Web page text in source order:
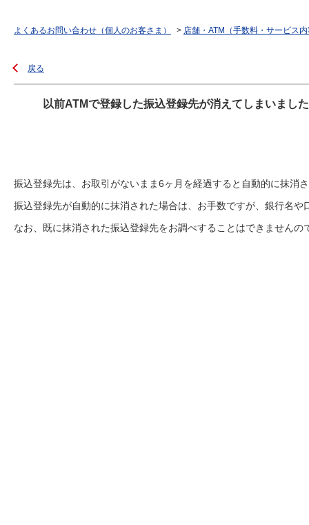
よくあるお問い合わせ（個人のお客さま） > 店舗・ATM（手数料・サービス
戻る
以前ATMで登録した振込登録先が消えてしまいまし
振込登録先は、お取引がないまま6ヶ月を経過すると自動的に抹消
振込登録先が自動的に抹消された場合は、お手数ですが、銀行名
なお、既に抹消された振込登録先をお調べすることはできませんの